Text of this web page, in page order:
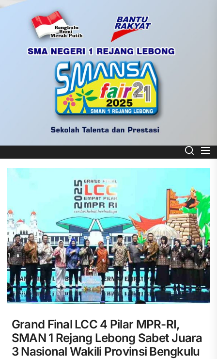
Skip
SMA NEGERI 1 REJANG LEBONG
Grand Final LCC 4 Pilar MPR-RI,
SMAN 1 Rejang Lebong Sabet Juara
3 Nasional Wakili Provinsi Bengkulu